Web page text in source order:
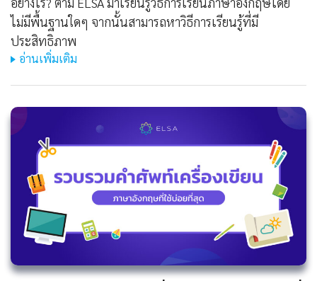
ไม่มีพื้นฐานใดๆ จากนั้นสามารถหาวิธีการเรียนรู้ที่มี
ประสิทธิภาพ
อ่านเพิ่มเติม